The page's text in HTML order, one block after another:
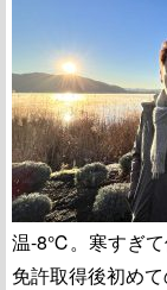
温-8℃。寒すぎて
免許取得後初め